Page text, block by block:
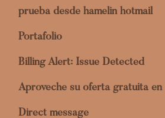
prueba desde hamelin hotmail
Portafolio
Billing Alert: Issue Detected
Aproveche su oferta gratuita
Direct message